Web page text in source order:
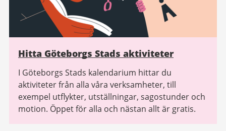
Hitta Göteborgs Stads aktiviteter
I Göteborgs Stads kalendarium hittar du
aktiviteter från alla våra verksamheter, till
exempel utflykter, utställningar, sagostunder och
motion. Öppet för alla och nästan allt är gratis.